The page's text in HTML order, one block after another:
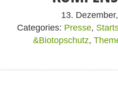
13.
Categories: Presse,
&Biotopschutz,